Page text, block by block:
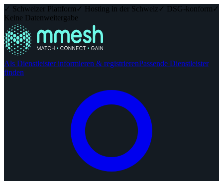
✓ Schweizer Plattform ✓ Hosting in der Schweiz ✓ DSG-konform ✓
Keine Datenweitergabe
Als Dienstleister informieren & registrierenPassende Dienstleister
finden